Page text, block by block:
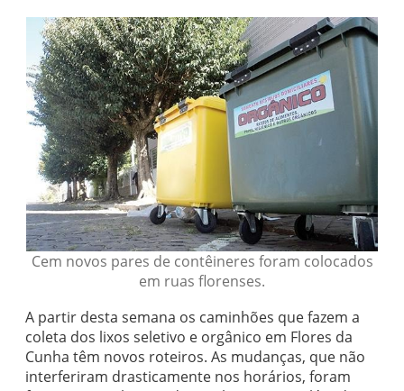
Cem novos pares de contêineres foram colocados
em ruas florenses.
A partir desta semana os caminhões que fazem a
coleta dos lixos seletivo e orgânico em Flores da
Cunha têm novos roteiros. As mudanças, que não
interferiram drasticamente nos horários, foram